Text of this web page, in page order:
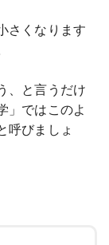
さくなります
、と言うだけ
」ではこのよ
呼びましょ